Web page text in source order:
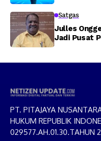
Berintegritas
Satgas
Julles
Jadi Pusat
PT. PITAJAYA
HUKUM REPUBLIK
029577.AH.01.30.TAHUN